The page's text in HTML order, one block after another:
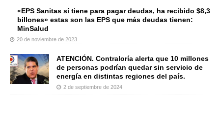
«EPS Sanitas sí tiene para pagar deudas, ha recibido $8,3
billones» estas son las EPS que más deudas tienen:
MinSalud
20 de noviembre de 2023
ATENCIÓN. Contraloría alerta que 10 millones
de personas podrían quedar sin servicio de
energía en distintas regiones del país.
2 de septiembre de 2024